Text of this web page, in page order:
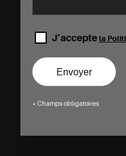
J’accepte la
* Champs obligatoires